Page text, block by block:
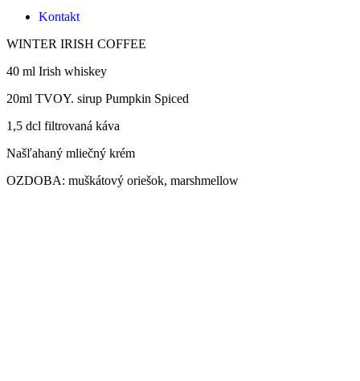
Kontakt
WINTER IRISH COFFEE
40 ml Irish whiskey
20ml TVOY. sirup Pumpkin Spiced
1,5 dcl filtrovaná káva
Našľahaný mliečný krém
OZDOBA: muškátový oriešok, marshmellow